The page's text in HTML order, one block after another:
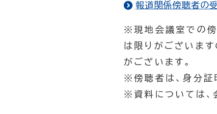
報道関係傍聴者の
※現地会議室での傍
は限りがございま
がございます。
※傍聴者は、身分証
※資料については、